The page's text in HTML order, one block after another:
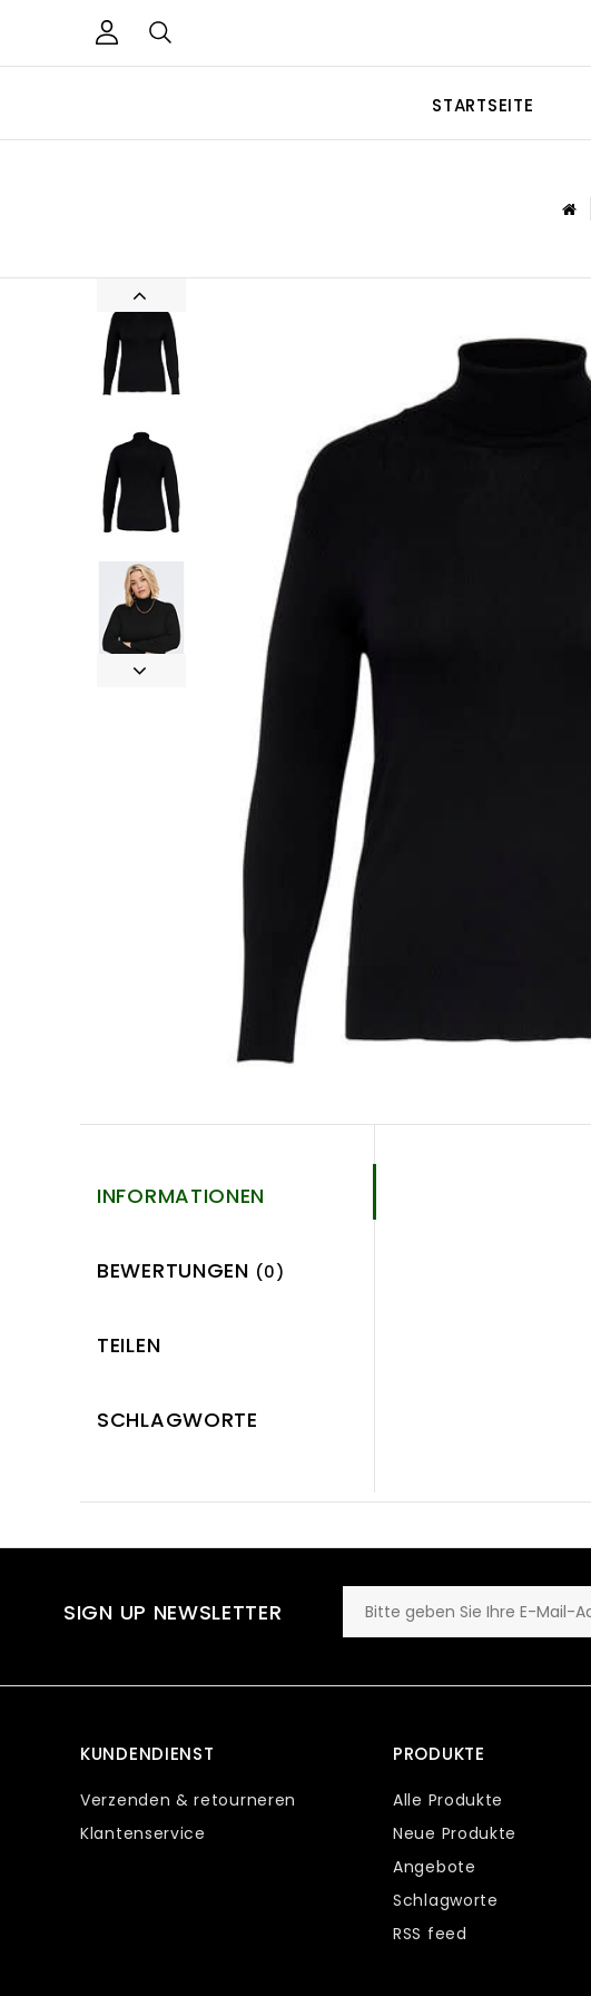
STARTSEITE
INFORMATIONEN
BEWERTUNGEN (0)
TEILEN
SCHLAGWORTE
SIGN UP NEWSLETTER
KUNDENDIENST
Verzenden & retourneren
Klantenservice
PRODUKTE
Alle Produkte
Neue Produkte
Angebote
Schlagworte
RSS feed